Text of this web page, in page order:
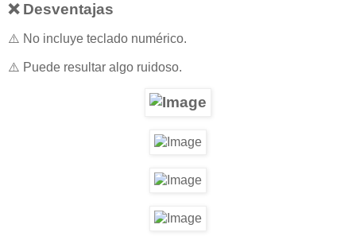
❌ Desventajas
⚠️ No incluye teclado numérico.
⚠️ Puede resultar algo ruidoso.